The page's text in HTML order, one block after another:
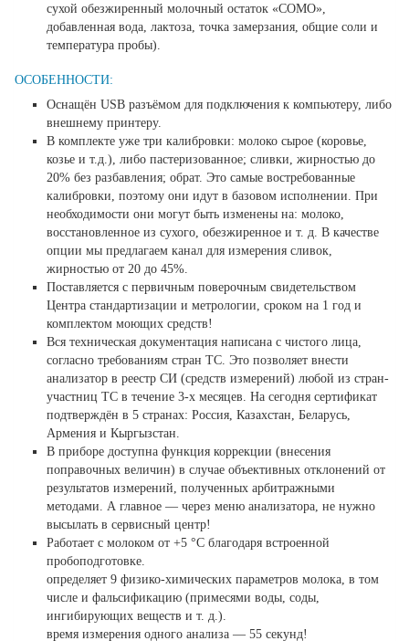
сухой обезжиренный молочный остаток «СОМО»,
добавленная вода, лактоза, точка замерзания, общие соли и
температура пробы).
ОСОБЕННОСТИ:
Оснащён USB разъёмом для подключения к компьютеру, либо
внешнему принтеру.
В комплекте уже три калибровки: молоко сырое (коровье,
козье и т.д.), либо пастеризованное; сливки, жирностью до
20% без разбавления; обрат. Это самые востребованные
калибровки, поэтому они идут в базовом исполнении. При
необходимости они могут быть изменены на: молоко,
восстановленное из сухого, обезжиренное и т. д. В качестве
опции мы предлагаем канал для измерения сливок,
жирностью от 20 до 45%.
Поставляется с первичным поверочным свидетельством
Центра стандартизации и метрологии, сроком на 1 год и
комплектом моющих средств!
Вся техническая документация написана с чистого лица,
согласно требованиям стран ТС. Это позволяет внести
анализатор в реестр СИ (средств измерений) любой из стран-
участниц ТС в течение 3-х месяцев. На сегодня сертификат
подтверждён в 5 странах: Россия, Казахстан, Беларусь,
Армения и Кыргызстан.
В приборе доступна функция коррекции (внесения
поправочных величин) в случае объективных отклонений от
результатов измерений, полученных арбитражными
методами. А главное — через меню анализатора, не нужно
высылать в сервисный центр!
Работает с молоком от +5 °С благодаря встроенной
пробоподготовке.
определяет 9 физико-химических параметров молока, в том
числе и фальсификацию (примесями воды, соды,
ингибирующих веществ и т. д.).
время измерения одного анализа — 55 секунд!